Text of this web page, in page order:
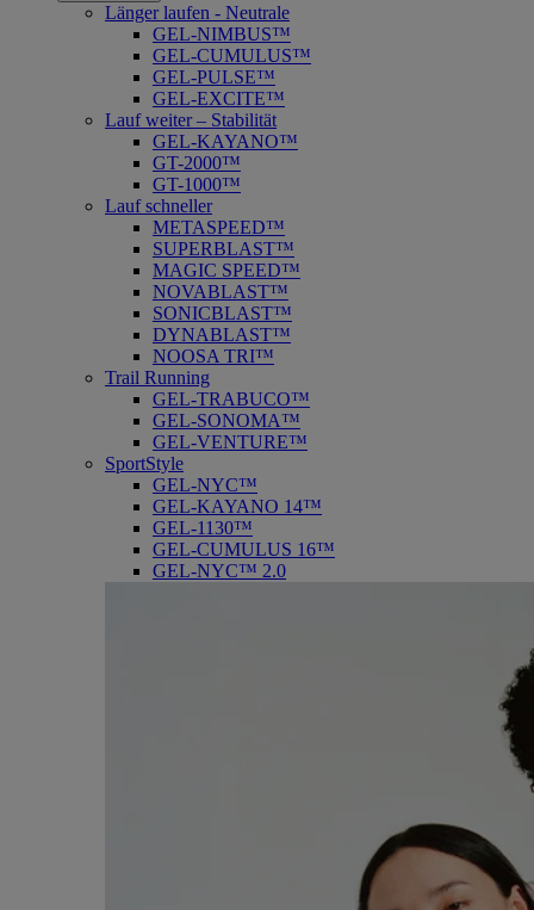
Länger laufen - Neutrale
GEL-NIMBUS™
GEL-CUMULUS™
GEL-PULSE™
GEL-EXCITE™
Lauf weiter – Stabilität
GEL-KAYANO™
GT-2000™
GT-1000™
Lauf schneller
METASPEED™
SUPERBLAST™
MAGIC SPEED™
NOVABLAST™
SONICBLAST™
DYNABLAST™
NOOSA TRI™
Trail Running
GEL-TRABUCO™
GEL-SONOMA™
GEL-VENTURE™
SportStyle
GEL-NYC™
GEL-KAYANO 14™
GEL-1130™
GEL-CUMULUS 16™
GEL-NYC™ 2.0